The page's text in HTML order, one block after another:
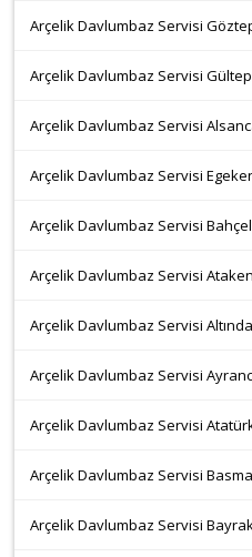
Arçelik Davlumbaz Servisi
Arçelik Davlumbaz Servisi
Arçelik Davlumbaz Servisi
Arçelik Davlumbaz Servisi
Arçelik Davlumbaz Servisi
Arçelik Davlumbaz Servisi
Arçelik Davlumbaz Servisi
Arçelik Davlumbaz Servisi
Arçelik Davlumbaz Servisi
Arçelik Davlumbaz Servisi
Arçelik Davlumbaz Servisi